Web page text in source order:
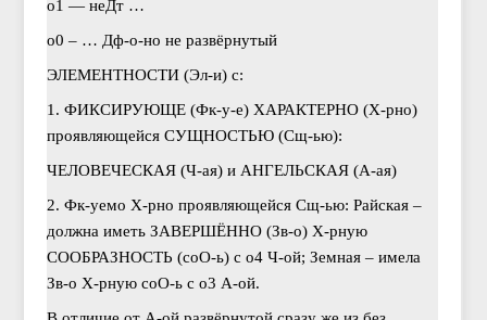
о1 — неДт …
о0 – … Дф-о-но не развёрнутый
ЭЛЕМЕНТНОСТИ (Эл-и) с:
1. ФИКСИРУЮЩЕ (Фк-у-е) ХАРАКТЕРНО (Х-рно)
проявляющейся СУЩНОСТЬЮ (Сщ-ью):
ЧЕЛОВЕЧЕСКАЯ (Ч-ая) и АНГЕЛЬСКАЯ (А-ая)
2. Фк-уемо Х-рно проявляющейся Сщ-ью: Райская –
должна иметь ЗАВЕРШЁННО (Зв-о) Х-рную
СООБРАЗНОСТЬ (соО-ь) с о4 Ч-ой; Земная – имела
Зв-о Х-рную соО-ь с о3 А-ой.